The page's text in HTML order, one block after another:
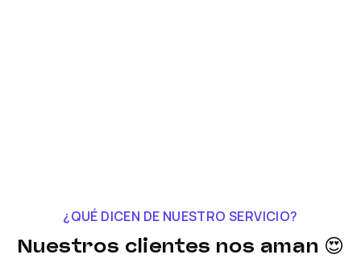
¿QUÉ DICEN DE NUESTRO SERVICIO?
Nuestros clientes nos aman 😍